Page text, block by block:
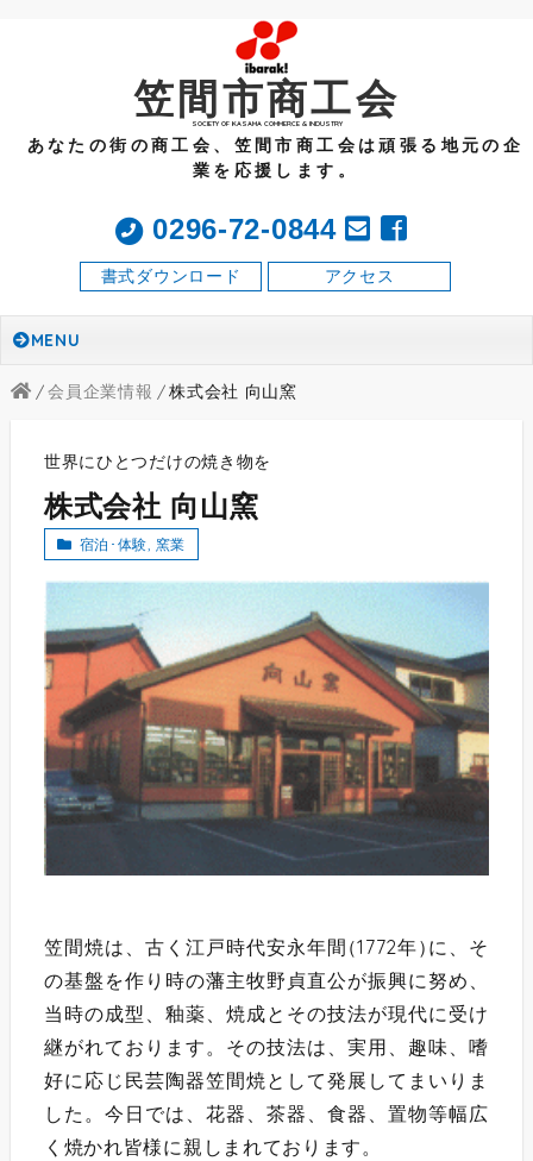
笠間市商工会
SOCIETY OF KASAMA COMMERCE & INDUSTRY
あなたの街の商工会、笠間市商工会は頑張る地元の企
業を応援します。
0296-72-0844
アクセス
書式ダウンロード
MENU
会員企業情報 株式会社 向山窯
世界にひとつだけの焼き物を
株式会社 向山窯
宿泊･体験, 窯業
笠間焼は、古く江戸時代安永年間（1772年）に、そ
の基盤を作り時の藩主牧野貞直公が振興に努め、
当時の成型、釉薬、焼成とその技法が現代に受け
継がれております。その技法は、実用、趣味、嗜
好に応じ民芸陶器笠間焼として発展してまいりま
した。今日では、花器、茶器、食器、置物等幅広
く焼かれ皆様に親しまれております。